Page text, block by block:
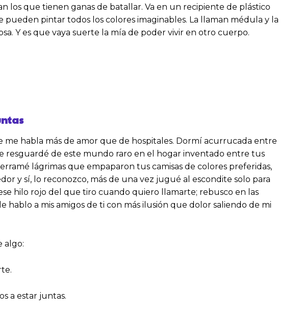
que tienen ganas de batallar. Va en un recipiente de plástico
pueden pintar todos los colores imaginables. La llaman médula y la
Y es que vaya suerte la mía de poder vivir en otro cuerpo.
habla más de amor que de hospitales. Dormí acurrucada entre
resguardé de este mundo raro en el hogar inventado entre tus
lágrimas que empaparon tus camisas de colores preferidas,
y sí, lo reconozco, más de una vez jugué al escondite solo para
hilo rojo del que tiro cuando quiero llamarte; rebusco en las
hablo a mis amigos de ti con más ilusión que dolor saliendo de mi
algo:
a estar juntas.